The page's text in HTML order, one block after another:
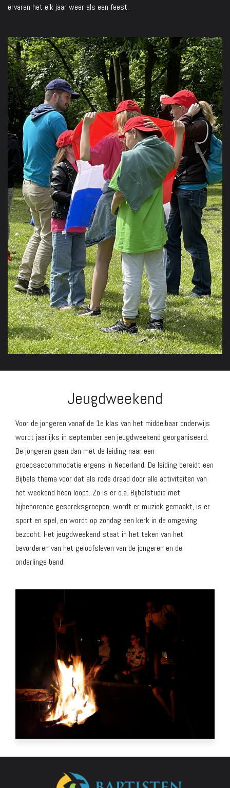
ervaren het elk jaar weer als een feest.
Jeugdweekend
Voor de jongeren vanaf de 1e klas van het middelbaar onderwijs
wordt jaarlijks in september een jeugdweekend georganiseerd.
De jongeren gaan dan met de leiding naar een
groepsaccommodatie ergens in Nederland. De leiding bereidt een
Bijbels thema voor dat als rode draad door alle activiteiten van
het weekend heen loopt. Zo is er o.a. Bijbelstudie met
bijbehorende gespreksgroepen, wordt er muziek gemaakt, is er
sport en spel, en wordt op zondag een kerk in de omgeving
bezocht. Het jeugdweekend staat in het teken van het
bevorderen van het geloofsleven van de jongeren en de
onderlinge band.